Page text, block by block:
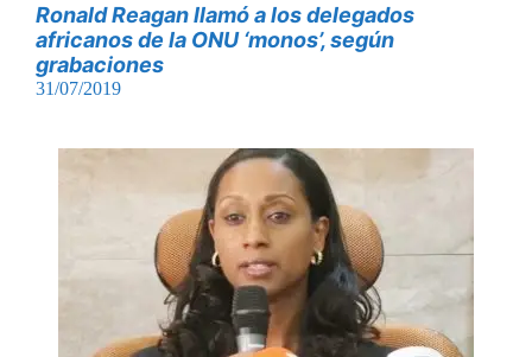
Ronald Reagan llamó a los delegados
africanos de la ONU ‘monos’, según
grabaciones
31/07/2019